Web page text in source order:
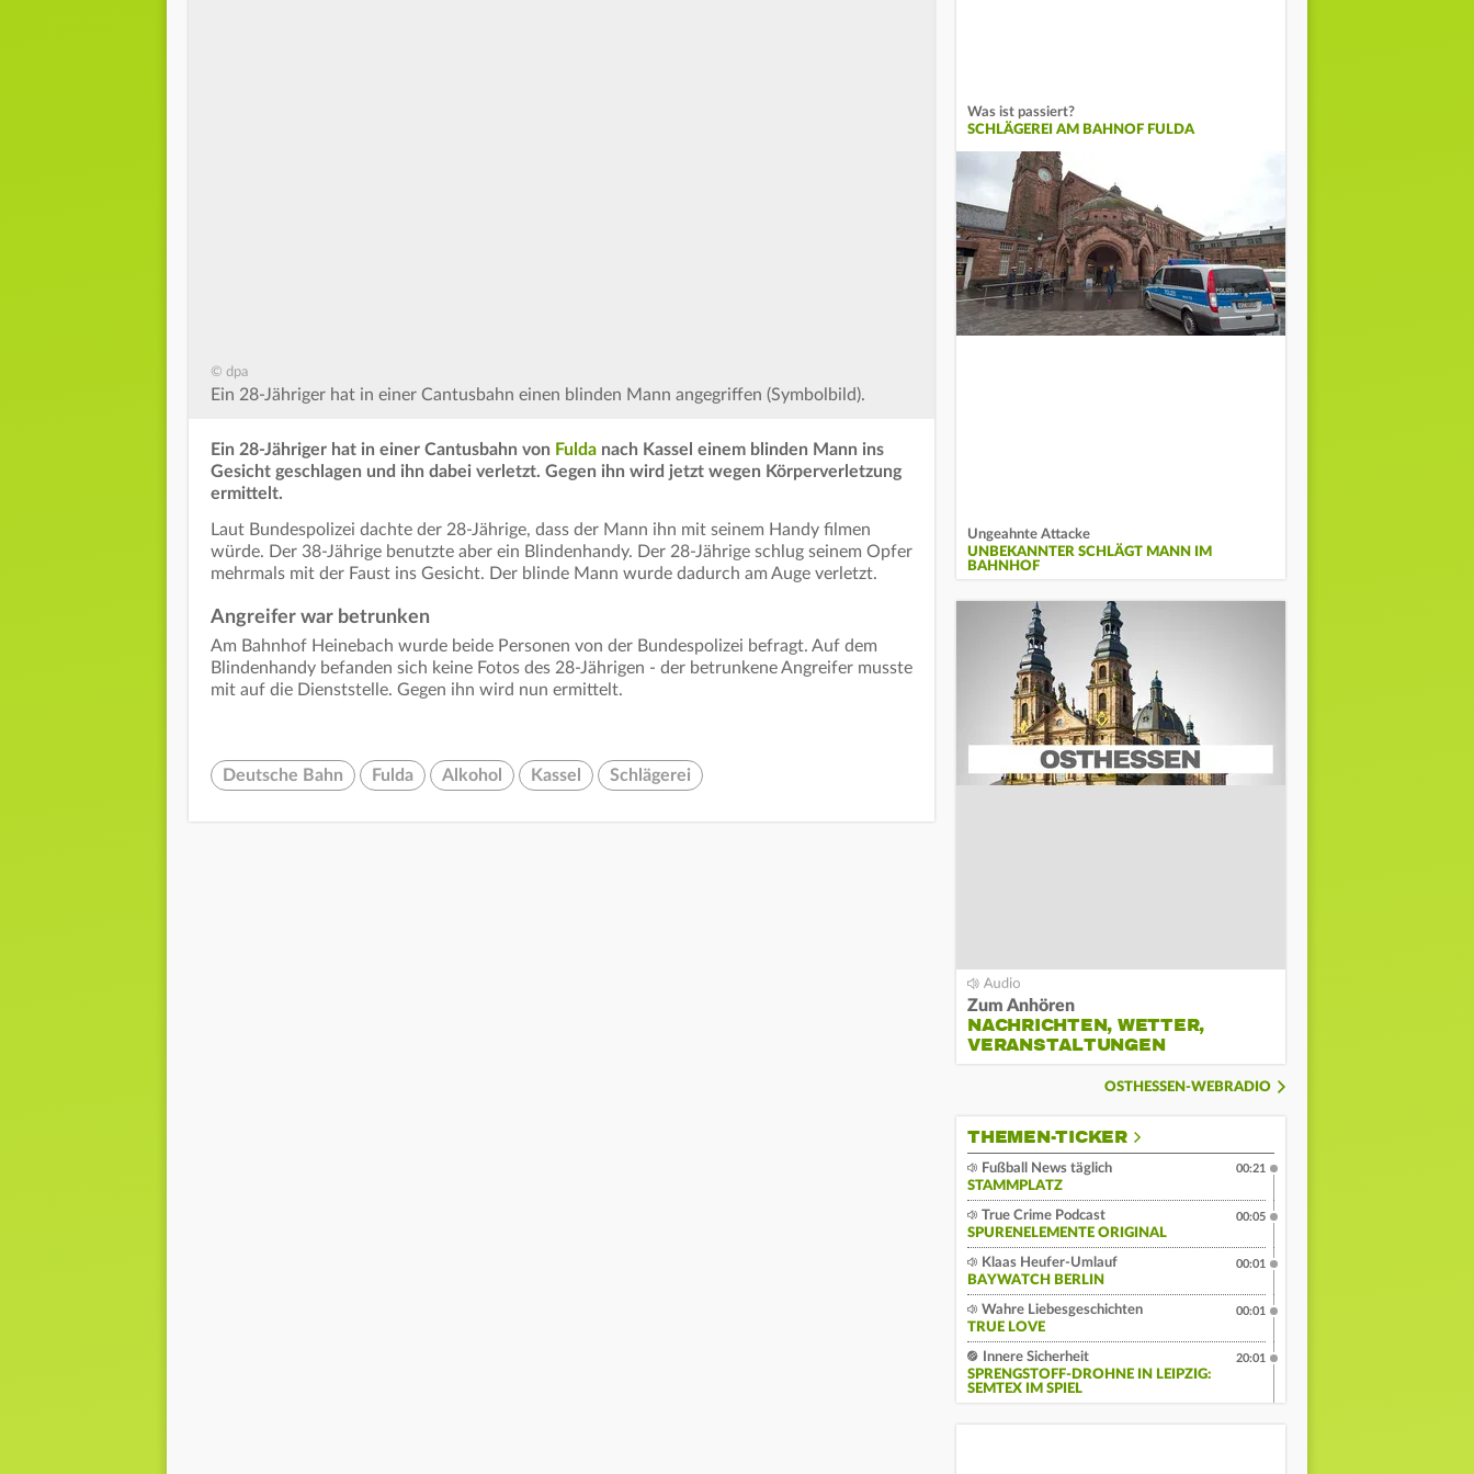
© dpa
Ein 28-Jähriger hat in einer Cantusbahn einen blinden Mann angegriffen (Symbolbild).
Ein 28-Jähriger hat in einer Cantusbahn von Fulda nach Kassel einem blinden Mann ins
Gesicht geschlagen und ihn dabei verletzt. Gegen ihn wird jetzt wegen Körperverletzung
ermittelt.
Laut Bundespolizei dachte der 28-Jährige, dass der Mann ihn mit seinem Handy filmen
würde. Der 38-Jährige benutzte aber ein Blindenhandy. Der 28-Jährige schlug seinem Opfer
mehrmals mit der Faust ins Gesicht. Der blinde Mann wurde dadurch am Auge verletzt.
Angreifer war betrunken
Am Bahnhof Heinebach wurde beide Personen von der Bundespolizei befragt. Auf dem
Blindenhandy befanden sich keine Fotos des 28-Jährigen - der betrunkene Angreifer musste
mit auf die Dienststelle. Gegen ihn wird nun ermittelt.
Deutsche Bahn Fulda Alkohol Kassel Schlägerei
Was ist passiert?
SCHLÄGEREI AM BAHNOF FULDA
Ungeahnte Attacke
UNBEKANNTER SCHLÄGT MANN IM
BAHNHOF
Zum Anhören
NACHRICHTEN, WETTER,
VERANSTALTUNGEN
OSTHESSEN-WEBRADIO
THEMEN-TICKER
Fußball News täglich
STAMMPLATZ
00:21
True Crime Podcast
SPURENELEMENTE ORIGINAL
00:05
Klaas Heufer-Umlauf
BAYWATCH BERLIN
00:01
Wahre Liebesgeschichten
TRUE LOVE
00:01
Innere Sicherheit
SPRENGSTOFF-DROHNE IN LEIPZIG:
SEMTEX IM SPIEL
20:01